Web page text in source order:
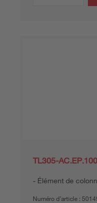
TL305-AC.EP.100
Élément de
Numéro d’article :